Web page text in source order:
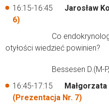
16:15-16:45 Jarosław
6)
Co endokrynolog o
otyłości wiedzieć powinien?
Bessesen D.(M-P,
16:45-17:15
(Prezentacja Nr. 7)